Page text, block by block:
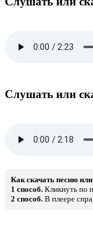
Слушать или
Как скачать песню
1 способ. Кликнуть по
2 способ. В плеере